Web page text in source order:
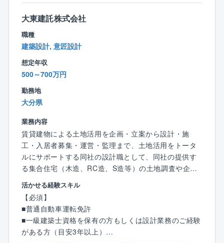
無駄な業務による残業など）
〇ワークライフバランス充実〇
■休日は年間122日となっており、完全週休2日制（土
日祝）を導入するなどの他にも育児休業や、有給積極
取得にも力を入れています。育児休業の取得状況は10
0％。男性も取得実績があり、仕事とプライべートを両
立できる働きやすい環境を目指しています。
大東建託株式会社
職種
建築設計, 意匠設計
想定年収
500～700万円
勤務地
大分県
業務内容
賃貸建物による土地活用を企画・立案から設計・施
工・入居者募集・運営・監理まで、土地活用をトータ
ルにサポートする同社の設計職として、同社の提供す
る集合住宅（木造、RC造、S造等）の土地調査や企
画・プランニングをご担当いただきます
【具体的には】
■土地調査やプランニング
■建築営業に同行しプランニングの趣旨を土地オーナー
様に説明することもあります。
活かせる経験スキル
【必須】
■普通自動車運転免許
■一級建築士資格を保有の方もしくは設計業務のご経験
がある方（目安3年以上）